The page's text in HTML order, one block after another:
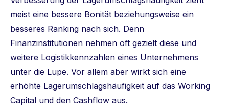
meist eine bessere Bonität beziehungsweise ein
besseres Ranking nach sich. Denn
Finanzinstitutionen nehmen oft gezielt diese und
weitere Logistikkennzahlen eines Unternehmens
unter die Lupe. Vor allem aber wirkt sich eine
erhöhte Lagerumschlagshäufigkeit auf das Working
Capital und den Cashflow aus.